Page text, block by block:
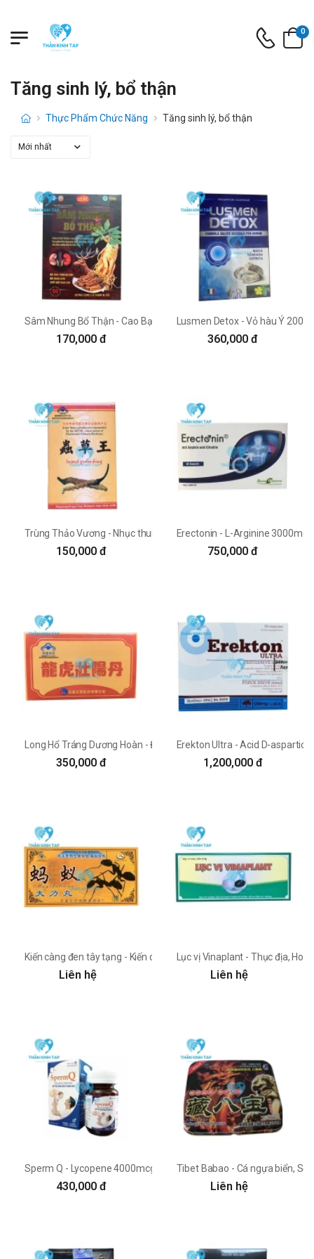
0
Tăng sinh lý, bổ thận
Thực Phẩm Chức Năng Tăng sinh lý, bổ thận
Sâm Nhung Bổ Thận - Cao Bạch linh 50mg Tadaphaco
170,000 đ
Lusmen Detox - Vỏ hàu Ý
360,000 đ
Trùng Thảo Vương - Nhục thung dung Tây Tạng
150,000 đ
Erectonin - L-Arginine 3000mg
750,000 đ
Long Hổ Tráng Dương Hoàn - Đông trùng hạ thảo Bách Thảo Tây
350,000 đ
Erekton Ultra - Acid D-aspartic
1,200,000 đ
Kiến càng đen tây tạng - Kiến càng đen Lhasa YuKang
Liên hệ
Lục vị Vinaplant - Thục địa,
Liên hệ
Sperm Q - Lycopene 4000mcg Mediplantex
430,000 đ
Tibet Babao - Cá ngựa biển,
Liên hệ